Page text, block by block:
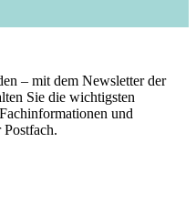
– mit dem Newsletter der
Sie die wichtigsten
und